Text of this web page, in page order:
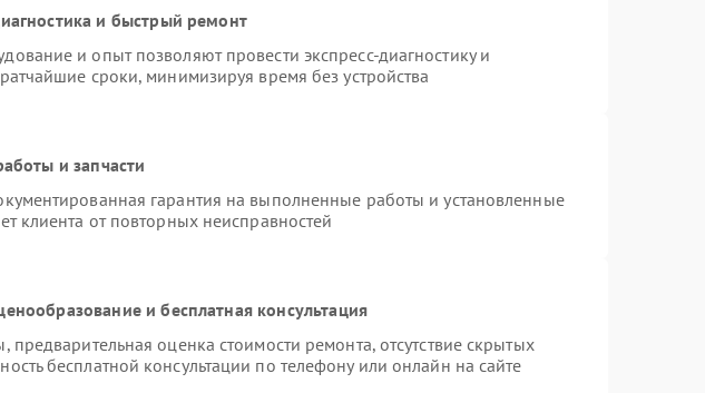
и быстрый ремонт
и опыт позволяют провести экспресс-диагностику и
сроки, минимизируя время без устройства
и запчасти
гарантия на выполненные работы и установленные
клиента от повторных неисправностей
и бесплатная консультация
предварительная оценка стоимости ремонта, отсутствие скрытых
бесплатной консультации по телефону или онлайн на сайте